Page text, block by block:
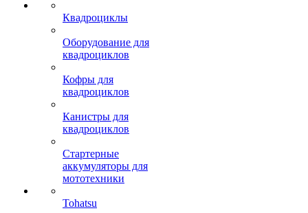
Квадроциклы
Оборудование для
квадроциклов
Кофры для
квадроциклов
Канистры для
квадроциклов
Стартерные
аккумуляторы для
мототехники
Tohatsu